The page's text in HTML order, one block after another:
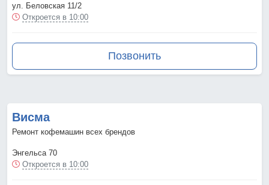
ул. Беловская 11/2
Откроется в 10:00
Позвонить
Висма
Ремонт кофемашин всех брендов
Энгельса 70
Откроется в 10:00